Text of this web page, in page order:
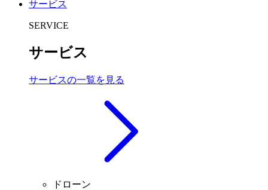
サービス
SERVICE
サービス
サービスの一覧を見る
ドローン